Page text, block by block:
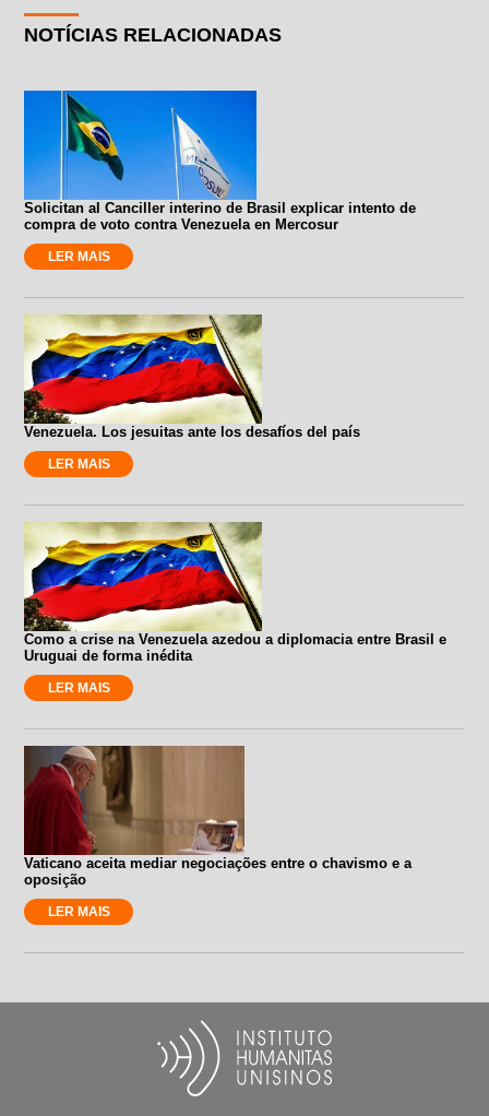
NOTÍCIAS RELACIONADAS
Solicitan al Canciller interino de Brasil explicar intento de
compra de voto contra Venezuela en Mercosur
LER MAIS
Venezuela. Los jesuitas ante los desafíos del país
LER MAIS
Como a crise na Venezuela azedou a diplomacia entre Brasil e
Uruguai de forma inédita
LER MAIS
Vaticano aceita mediar negociações entre o chavismo e a
oposição
LER MAIS